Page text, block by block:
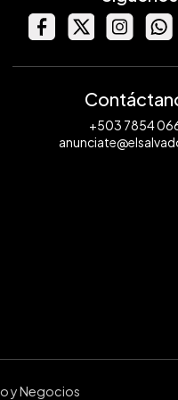
+503 7854
y Negocios